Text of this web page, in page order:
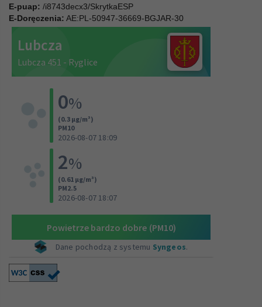
E-puap: /i8743decx3/SkrytkaESP
E-Doręczenia: AE:PL-50947-36669-BGJAR-30